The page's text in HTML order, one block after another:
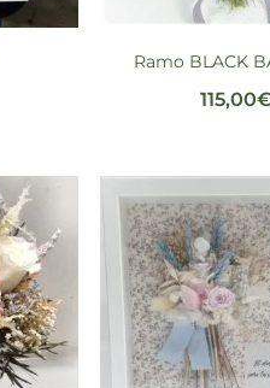
Ramo BLACK
115,00